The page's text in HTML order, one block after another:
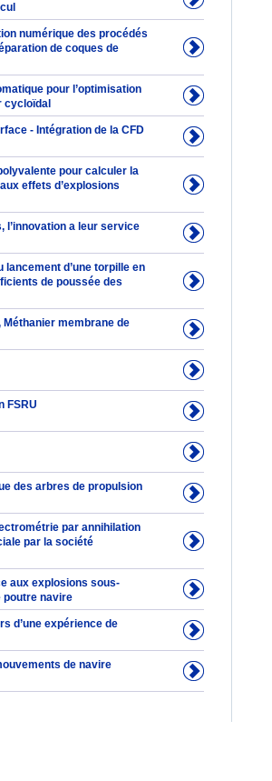
numérique des procédés
de coques de
pour l’optimisation
cycloïdal
- Intégration de la CFD
pour calculer la
effets d’explosions
l’innovation a leur service
d’une torpille en
de poussée des
membrane de
FSRU
des arbres de propulsion
par annihilation
par la société
aux explosions sous-
poutre navire
d’une expérience de
de navire